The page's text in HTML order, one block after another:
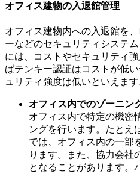
オフィス建物の入退館管理
オフィス建物内への入退館を
ーなどのセキュリティシステ
には、コストやセキュリティ
ばテンキー認証はコストが低
ュリティ強度は低いといえます
オフィス内でのゾーニン
オフィス内で特定の機密
ングを行います。たとえ
では、オフィス内の一部
ります。また、協力会社
となることがあります。